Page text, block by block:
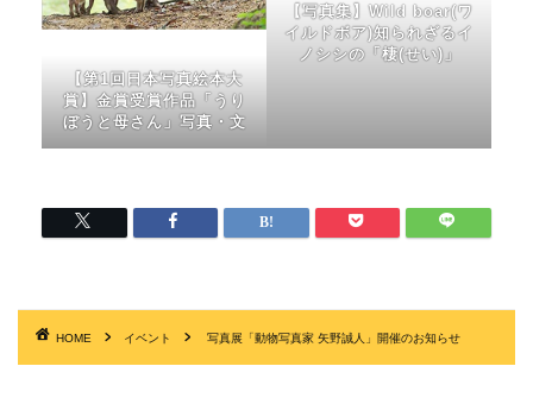
【第1回日本写真絵本大
賞】金賞受賞作品「うり
ぼうと母さん」写真・文
【写真集】Wild boar(ワ
イルドボア)知られざるイ
ノシシの「棲(せい)」
HOME イベント 写真展「動物写真家 矢野誠人」開催のお知らせ